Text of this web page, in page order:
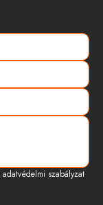
adatvédelmi szabályzat